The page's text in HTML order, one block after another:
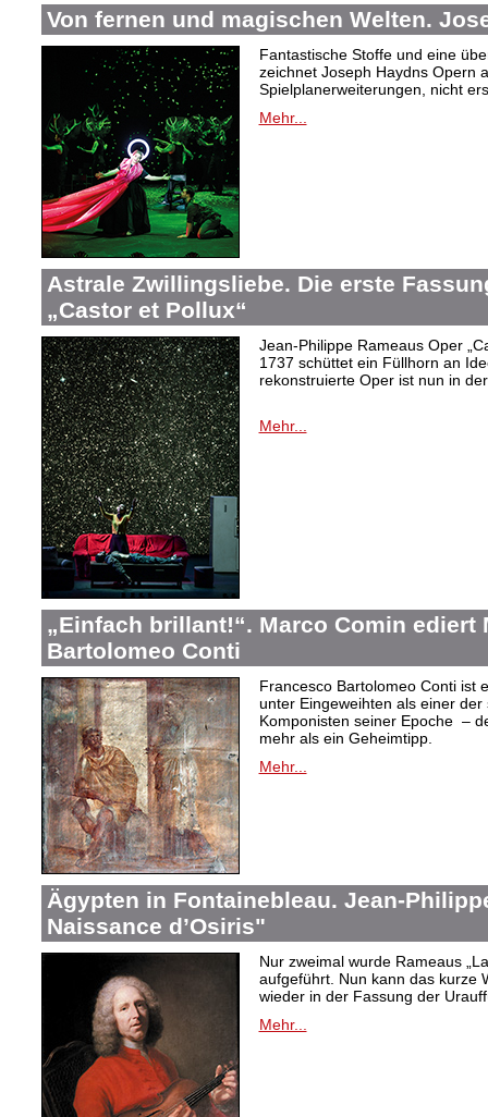
Von fernen und magischen Welten.
Fantastische Stoffe und eine
zeichnet Joseph Haydns Opern
Spielplanerweiterungen, nicht
Mehr...
Astrale Zwillingsliebe. Die erste
„Castor et Pollux“
Jean-Philippe Rameaus Oper
1737 schüttet ein Füllhorn an
rekonstruierte Oper ist nun in
Mehr...
„Einfach brillant!“. Marco Comin ediert
Bartolomeo Conti
Francesco Bartolomeo Conti ist
unter Eingeweihten als einer
Komponisten seiner Epoche –
mehr als ein Geheimtipp.
Mehr...
Ägypten in Fontainebleau. Jean-
Naissance d’Osiris"
Nur zweimal wurde Rameaus
aufgeführt. Nun kann das kurze
wieder in der Fassung der
Mehr...